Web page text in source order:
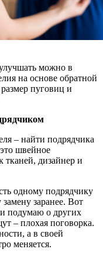
можно в
на основе обратной
пуговиц и
– найти подрядчика
это швейное
тканей, дизайнер и
одному подрядчику
заранее. Вот
и подумаю о других
– плохая поговорка.
а в своей
меняется.